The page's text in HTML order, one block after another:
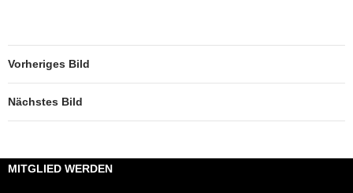
Vorheriges Bild
Nächstes Bild
MITGLIED WERDEN